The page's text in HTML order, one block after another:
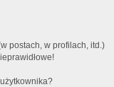
postach, w profilach, itd.)